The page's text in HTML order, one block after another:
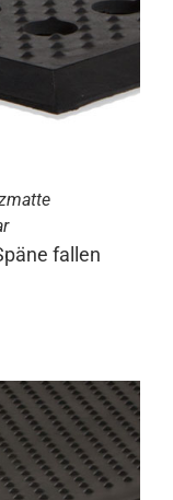
fallen